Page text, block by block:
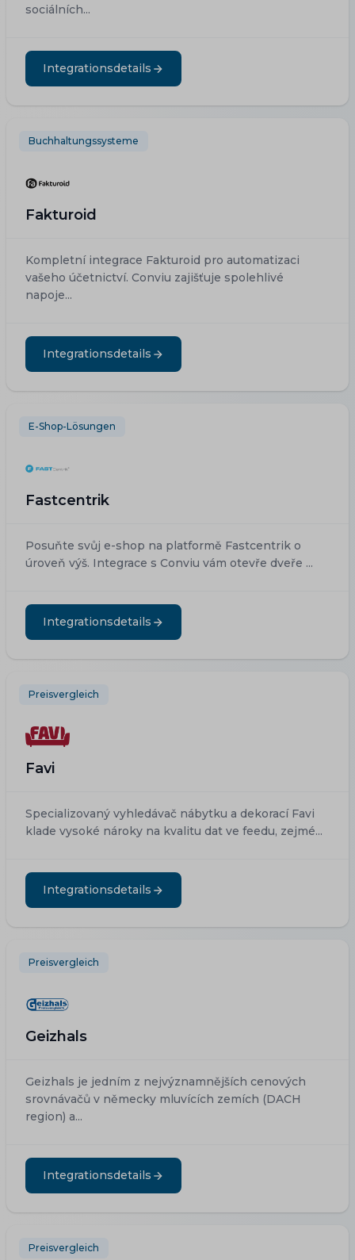
sociálních...
Integrationsdetails
Buchhaltungssysteme
Fakturoid
Kompletní integrace Fakturoid pro automatizaci
vašeho účetnictví. Conviu zajišťuje spolehlivé
napoje...
Integrationsdetails
E-Shop-Lösungen
Fastcentrik
Posuňte svůj e-shop na platformě Fastcentrik o
úroveň výš. Integrace s Conviu vám otevře dveře ...
Integrationsdetails
Preisvergleich
Favi
Specializovaný vyhledávač nábytku a dekorací Favi
klade vysoké nároky na kvalitu dat ve feedu, zejmé...
Integrationsdetails
Preisvergleich
Geizhals
Geizhals je jedním z nejvýznamnějších cenových
srovnávačů v německy mluvících zemích (DACH
region) a...
Integrationsdetails
Preisvergleich